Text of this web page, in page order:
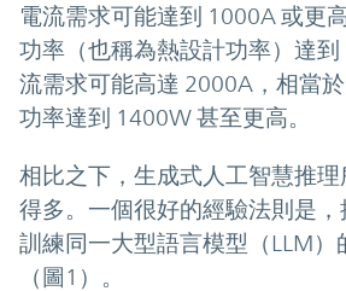
電流需求可能達到 1000A 或更
功率（也稱為熱設計功率）達
流需求可能高達 2000A，相當
功率達到 1400W 甚至更高。
相比之下，生成式人工智慧推
得多。一個很好的經驗法則是
訓練同一大型語言模型（LLM）
（圖1）。